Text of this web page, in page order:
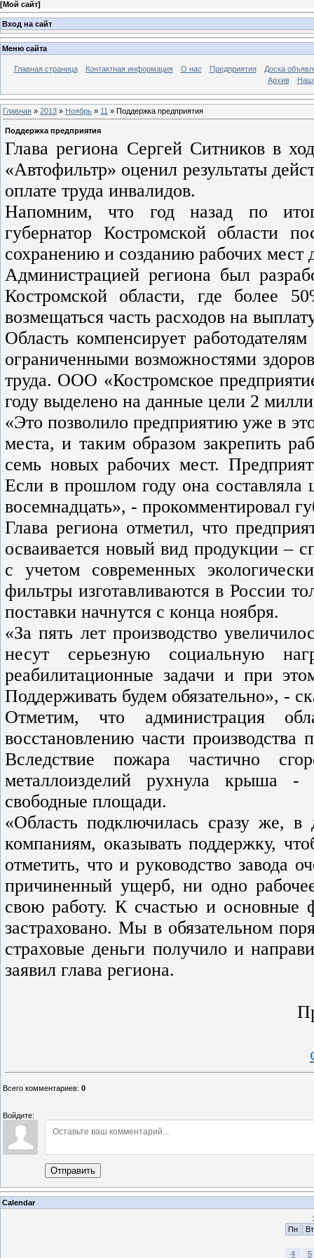
[Мой сайт]
Вход на сайт
Меню сайта
Главная страница Контактная информация О нас Предприятия
Доска
Архив
Главная » 2013 » Ноябрь » 11 » Поддержка предприятия
Поддержка предприятия
Глава региона Сергей Ситников в
«Автофильтр» оценил результаты
оплате труда инвалидов.
Напомним, что год назад по
губернатор Костромской области
сохранению и созданию рабочих мест
Администрацией региона был
Костромской области, где более
возмещаться часть расходов на
Область компенсирует
ограниченными возможностями
труда. ООО «Костромское
году выделено на данные цели 2
«Это позволило предприятию уже в
места, и таким образом закрепить
семь новых рабочих мест.
Если в прошлом году она составляла
восемнадцать», - прокомментировал
Глава региона отметил, что
осваивается новый вид продукции –
с учетом современных
фильтры изготавливаются в России
поставки начнутся с конца ноября.
«За пять лет производство
несут серьезную социальную
реабилитационные задачи и при
Поддерживать будем обязательно», -
Отметим, что администрация
восстановлению части
Вследствие пожара частично
металлоизделий рухнула крыша -
свободные площади.
«Область подключилась сразу же,
компаниям, оказывать поддержку,
отметить, что и руководство завода
причиненный ущерб, ни одно
свою работу. К счастью и основные
застраховано. Мы в обязательном
страховые деньги получило и
заявил глава региона.
Всего комментариев: 0
Войдите:
Отправить
Calendar
Пн
Вт
4 5